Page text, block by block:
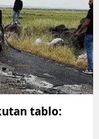
tablo: